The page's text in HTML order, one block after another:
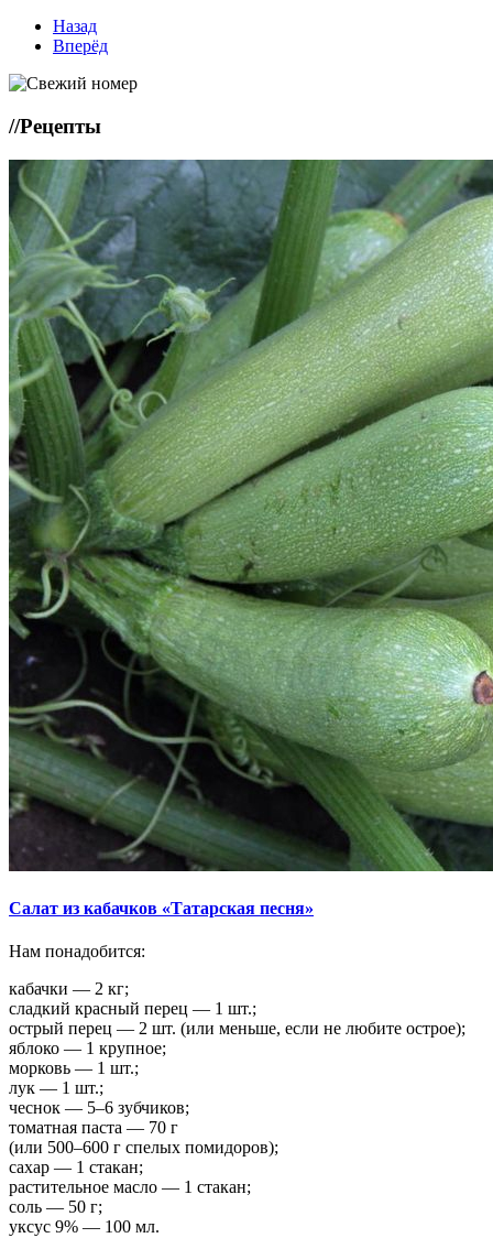
Назад
Вперёд
//Рецепты
Салат из кабачков «Татарская песня»
Нам понадобится:
кабачки — 2 кг;
сладкий красный перец — 1 шт.;
острый перец — 2 шт. (или меньше, если не любите острое);
яблоко — 1 крупное;
морковь — 1 шт.;
лук — 1 шт.;
чеснок — 5–6 зубчиков;
томатная паста — 70 г
(или 500–600 г спелых помидоров);
сахар — 1 стакан;
растительное масло — 1 стакан;
соль — 50 г;
уксус 9% — 100 мл.